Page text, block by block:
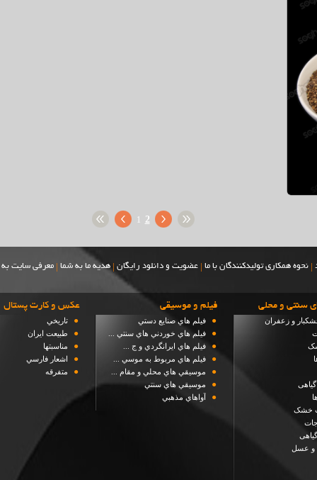
2
| نحوه همکاری تولیدکنندگان با ما | عضویت و دانلود رایگان | هدیه ما به شما | معرفی سایت
سنتی و محلی
و زعفران
خشک
و عسل
فيلم و موسيقي
● فيلم هاي صنايع دستي
● فيلم هاي خوردني هاي سنتي ...
● فيلم هاي ايرانگردي و ج ...
● فيلم هاي مربوط به موسي ...
● موسيقي هاي محلي و مقام ...
● موسيقي هاي سنتي
● آواهاي مذهبي
عكس و كارت پستال
● تاريخي
● طبيعت ايران
● مناسبتها
● اشعار فارسي
● متفرقه